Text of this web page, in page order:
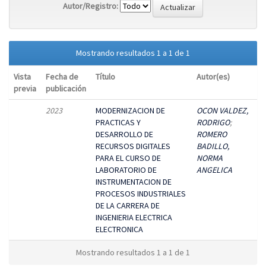
Autor/Registro:
Mostrando resultados 1 a 1 de 1
Vista
previa
Fecha de
publicación
Título Autor(es)
2023
MODERNIZACION DE
PRACTICAS Y
DESARROLLO DE
RECURSOS DIGITALES
PARA EL CURSO DE
LABORATORIO DE
INSTRUMENTACION DE
PROCESOS INDUSTRIALES
DE LA CARRERA DE
INGENIERIA ELECTRICA
ELECTRONICA
OCON VALDEZ,
RODRIGO;
ROMERO
BADILLO,
NORMA
ANGELICA
Mostrando resultados 1 a 1 de 1